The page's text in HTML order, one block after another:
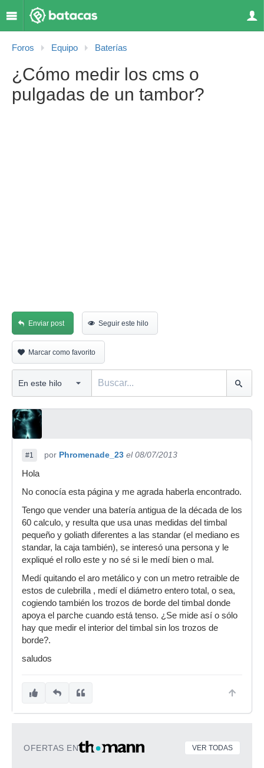
Foros Equipo Baterías
¿Cómo medir los cms o
pulgadas de un tambor?
Enviar post Seguir este hilo
Marcar como favorito
#1 por Phromenade_23 el 08/07/2013
Hola
No conocía esta página y me agrada haberla encontrado.
Tengo que vender una batería antigua de la década de los
60 calculo, y resulta que usa unas medidas del timbal
pequeño y goliath diferentes a las standar (el mediano es
standar, la caja también), se interesó una persona y le
expliqué el rollo este y no sé si le medí bien o mal.
Medí quitando el aro metálico y con un metro retraible de
estos de culebrilla , medí el diámetro entero total, o sea,
cogiendo también los trozos de borde del timbal donde
apoya el parche cuando está tenso. ¿Se mide así o sólo
hay que medir el interior del timbal sin los trozos de
borde?.
saludos
OFERTAS EN VER TODAS